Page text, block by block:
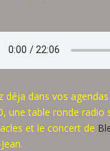
déja dans vos
une table ronde radio
et le concert de